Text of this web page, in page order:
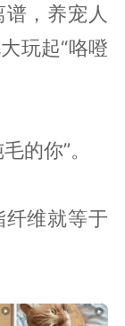
，养宠人
玩起“咯噔
的你”。
维就等于